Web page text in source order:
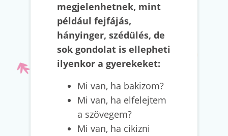
megjelenhetnek, mint
például fejfájás,
hányinger, szédülés, de
sok gondolat is ellepheti
ilyenkor a gyerekeket:
Mi van, ha bakizom?
Mi van, ha elfelejtem
a szövegem?
Mi van, ha cikizni